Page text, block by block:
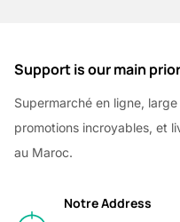
Support is our main
Supermarché en ligne,
promotions incroyables, et
au Maroc.
Notre Address